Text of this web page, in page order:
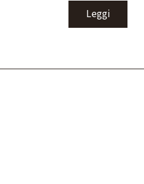
Leggi